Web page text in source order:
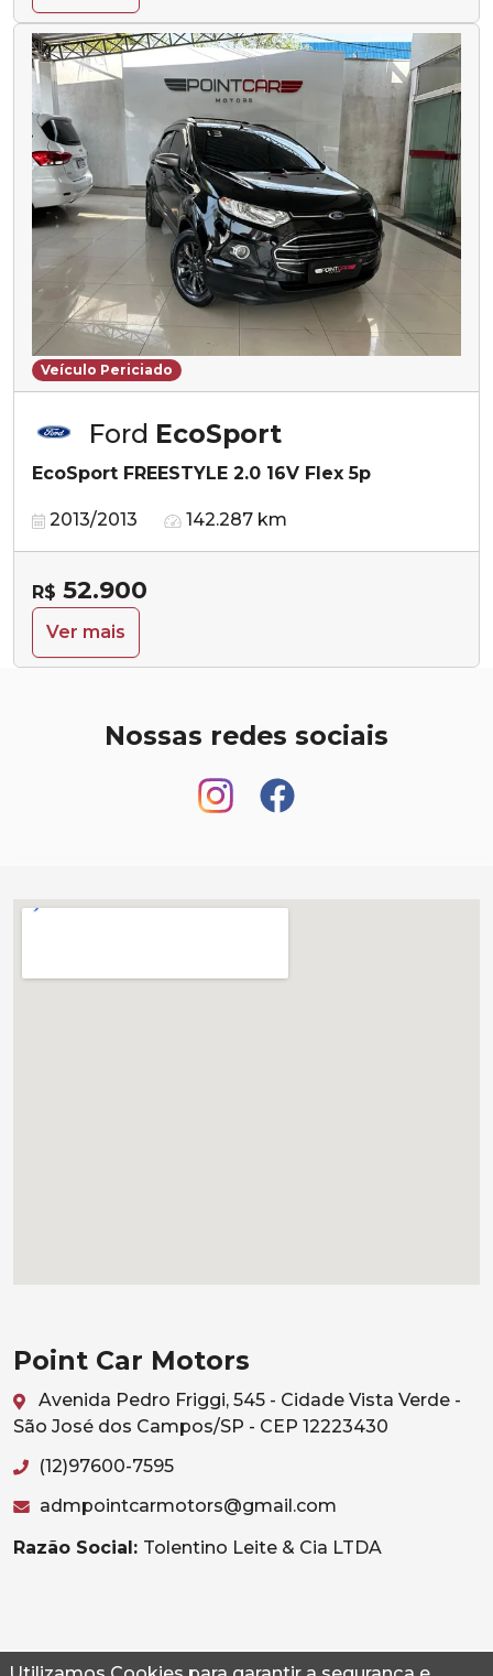
Veículo Periciado
Ford EcoSport
EcoSport FREESTYLE 2.0 16V Flex 5p
2013/2013 142.287 km
R$ 52.900
Ver mais
Nossas redes sociais
Point Car Motors
Avenida Pedro Friggi, 545 - Cidade Vista Verde -
São José dos Campos/SP - CEP 12223430
(12)97600-7595
admpointcarmotors@gmail.com
Razão Social: Tolentino Leite & Cia LTDA